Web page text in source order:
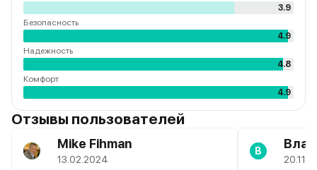
3.9
Безопасность
4.9
Надежность
4.8
Комфорт
4.9
Отзывы пользователей
Mike Fihman
13.02.2024
В